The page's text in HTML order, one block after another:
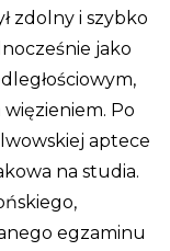
zdolny i szybko
jako
Po
aptece
na studia.
egzaminu